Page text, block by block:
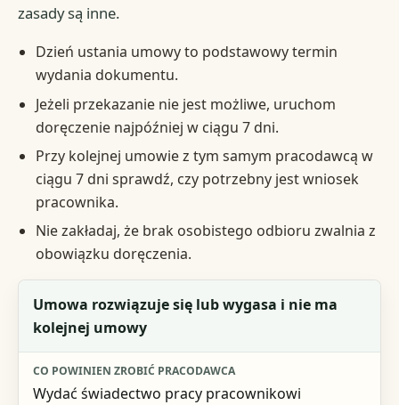
zasady są inne.
Dzień ustania umowy to podstawowy termin
wydania dokumentu.
Jeżeli przekazanie nie jest możliwe, uruchom
doręczenie najpóźniej w ciągu 7 dni.
Przy kolejnej umowie z tym samym pracodawcą w
ciągu 7 dni sprawdź, czy potrzebny jest wniosek
pracownika.
Nie zakładaj, że brak osobistego odbioru zwalnia z
obowiązku doręczenia.
Sytuacja
Termin
Umowa rozwiązuje się lub wygasa i nie ma
kolejnej umowy
Wydać świadectwo pracy pracownikowi